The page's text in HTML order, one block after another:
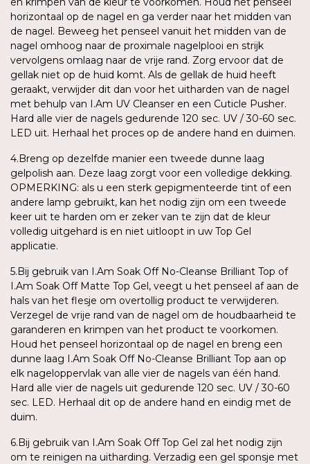
horizontaal op de nagel en ga verder naar het midden van
de nagel. Beweeg het penseel vanuit het midden van de
nagel omhoog naar de proximale nagelplooi en strijk
vervolgens omlaag naar de vrije rand. Zorg ervoor dat de
gellak niet op de huid komt. Als de gellak de huid heeft
geraakt, verwijder dit dan voor het uitharden van de nagel
met behulp van I.Am UV Cleanser en een Cuticle Pusher.
Hard alle vier de nagels gedurende 120 sec. UV / 30-60 sec.
LED uit. Herhaal het proces op de andere hand en duimen.
4.Breng op dezelfde manier een tweede dunne laag
gelpolish aan. Deze laag zorgt voor een volledige dekking.
OPMERKING: als u een sterk gepigmenteerde tint of een
andere lamp gebruikt, kan het nodig zijn om een tweede
keer uit te harden om er zeker van te zijn dat de kleur
volledig uitgehard is en niet uitloopt in uw Top Gel
applicatie.
5.Bij gebruik van I.Am Soak Off No-Cleanse Brilliant Top of
I.Am Soak Off Matte Top Gel, veegt u het penseel af aan de
hals van het flesje om overtollig product te verwijderen.
Verzegel de vrije rand van de nagel om de houdbaarheid te
garanderen en krimpen van het product te voorkomen.
Houd het penseel horizontaal op de nagel en breng een
dunne laag I.Am Soak Off No-Cleanse Brilliant Top aan op
elk nageloppervlak van alle vier de nagels van één hand.
Hard alle vier de nagels uit gedurende 120 sec. UV / 30-60
sec. LED. Herhaal dit op de andere hand en eindig met de
duim.
6.Bij gebruik van I.Am Soak Off Top Gel zal het nodig zijn
om te reinigen na uitharding. Verzadig een gel sponsje met